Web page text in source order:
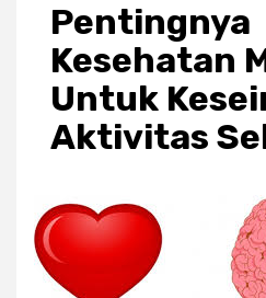
Pentingnya
Kesehatan
Untuk
Aktivitas